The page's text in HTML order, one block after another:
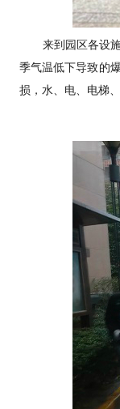
来到园区各设施
季气温低下导致的
损，水、电、电梯